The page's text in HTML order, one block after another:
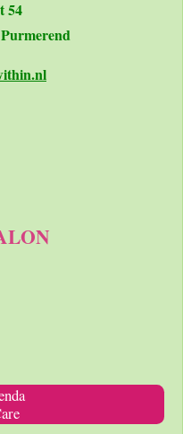
54